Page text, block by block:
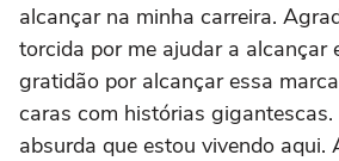
alcançar na minha carreira.
torcida por me ajudar a alcançar
gratidão por alcançar essa
caras com histórias gigantescas.
absurda que estou vivendo aqui.